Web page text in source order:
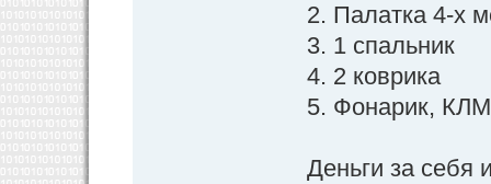
2. Палатка 4-х
3. 1 спальник
4. 2 коврика
5. Фонарик,
Деньги за себя